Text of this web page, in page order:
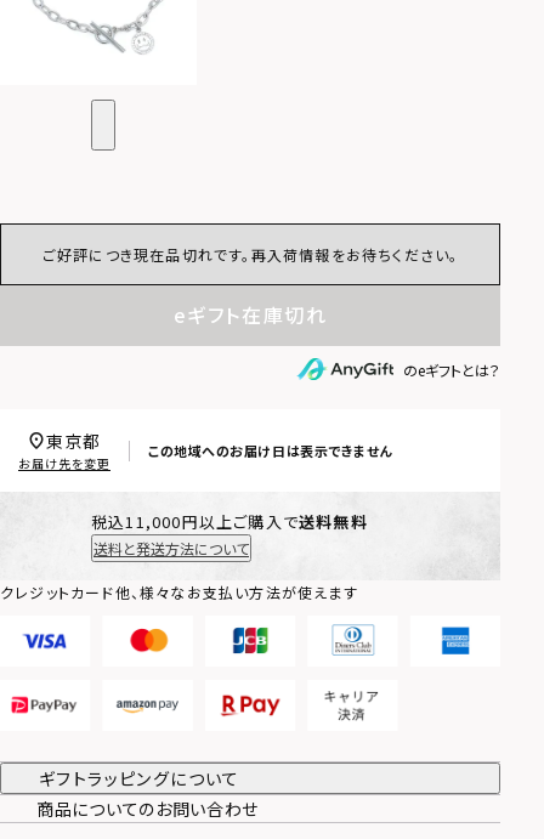
ご好評につき現在品切れです。再入荷情報をお待ちください。
eギフト在庫切れ
のeギフトとは？
この地域へのお届け日は表示できません
東京都
お届け先を変更
税込11,000円以上ご購入で送料無料
送料と発送方法について
クレジットカード他、様々なお支払い方法が使えます
ギフトラッピングについて
商品についてのお問い合わせ